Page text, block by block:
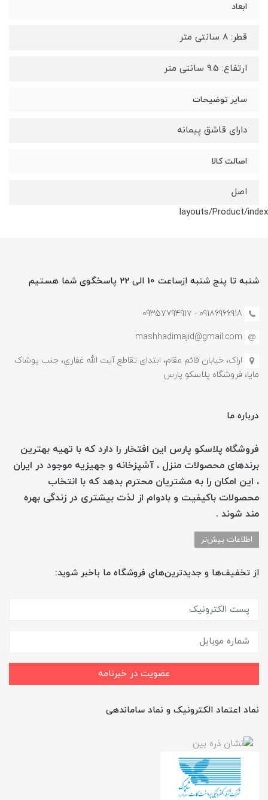
ابعاد
قطر: 8 سانتی متر
ارتفاع: 9.5 سانتی متر
سایر توضیحات
دارای قاشق پیمانه
اصالت کالا
اصل
layouts/Product/index
شنبه تا پنج شنبه ازساعت 10 الی 22 پاسخگوی شما هستیم
09186966918 - 0935779491۷
mashhadimajid@gmail.com
اراک، خیابان قائم مقام، ابتدای تقاطع آیت الله غفاری، جنب پوشاک
مایا، فروشگاه پلاسکو پارس
درباره ما
فروشگاه پلاسکو پارس این افتخار را دارد که با تهیه بهترین
برندهای محصولات منزل ، آشپزخانه و جهیزیه موجود در ایران
، این امکان را به مشتریان محترم بدهد که با انتخاب
محصولات باکیفیت و بادوام از لذت بیشتری در زندگی بهره
مند شوند .
اطلاعات بیش‌تر
از تخفیف‌ها و جدیدترین‌های فروشگاه ما باخبر شوید:
عضویت در خبرنامه
نماد اعتماد الکترونیک و نماد ساماندهی